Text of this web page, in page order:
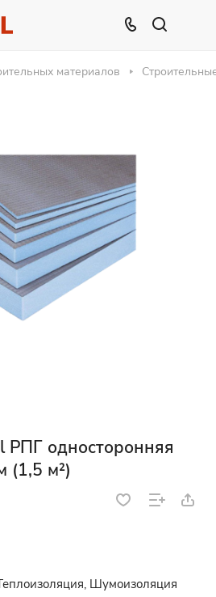
материалов
РПГ односторонняя
(1,5 м²)
Шумоизоляция